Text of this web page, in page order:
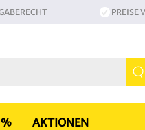
PREISE
% AKTIONEN